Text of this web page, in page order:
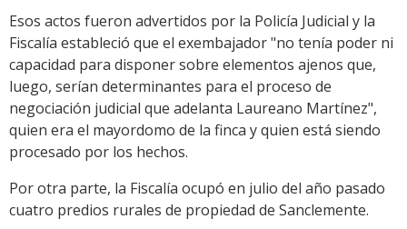
Esos actos fueron advertidos por la Policía Judicial y la
Fiscalía estableció que el exembajador "no tenía poder ni
capacidad para disponer sobre elementos ajenos que,
luego, serían determinantes para el proceso de
negociación judicial que adelanta Laureano Martínez",
quien era el mayordomo de la finca y quien está siendo
procesado por los hechos.
Por otra parte, la Fiscalía ocupó en julio del año pasado
cuatro predios rurales de propiedad de Sanclemente.